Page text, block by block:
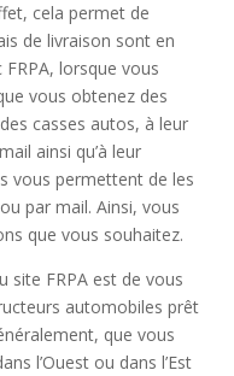
cela permet de
de livraison sont en
FRPA, lorsque vous
vous obtenez des
casses autos, à leur
ainsi qu’à leur
vous permettent de les
par mail. Ainsi, vous
que vous souhaitez.
site FRPA est de vous
automobiles prêt
que vous
l’Ouest ou dans l’Est